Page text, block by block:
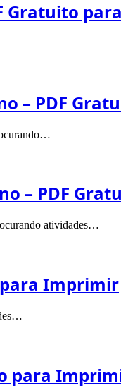
Gratuito
– PDF
– PDF
atividades…
para Imprimir
para